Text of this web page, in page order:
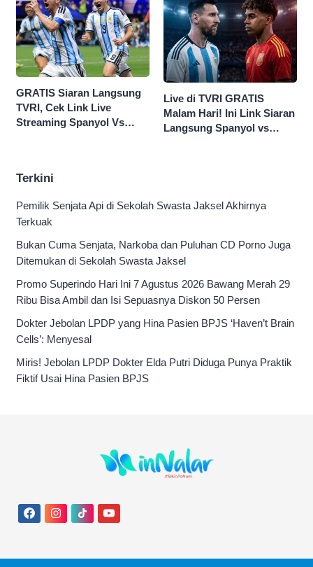
GRATIS Siaran Langsung
TVRI, Cek Link Live
Streaming Spanyol Vs
Live di TVRI GRATIS
Malam Hari! Ini Link Siaran
Langsung Spanyol vs
Terkini
Pemilik Senjata Api di Sekolah Swasta Jaksel Akhirnya
Terkuak
Bukan Cuma Senjata, Narkoba dan Puluhan CD Porno Juga
Ditemukan di Sekolah Swasta Jaksel
Promo Superindo Hari Ini 7 Agustus 2026 Bawang Merah 29
Ribu Bisa Ambil dan Isi Sepuasnya Diskon 50 Persen
Dokter Jebolan LPDP yang Hina Pasien BPJS ‘Haven’t Brain
Cells’: Menyesal
Miris! Jebolan LPDP Dokter Elda Putri Diduga Punya Praktik
Fiktif Usai Hina Pasien BPJS